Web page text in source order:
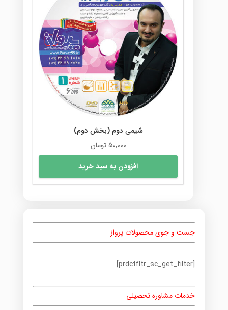
شیمی دوم (بخش دوم)
50,000 تومان
افزودن به سبد خرید
جست و جوی محصولات پرواز
[prdctfltr_sc_get_filter]
خدمات مشاوره تحصیلی